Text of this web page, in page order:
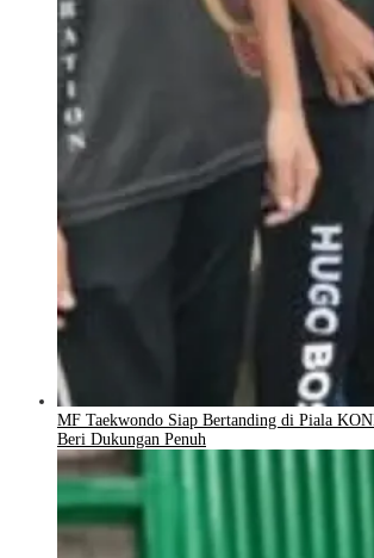
MF Taekwondo Siap Bertanding di Piala
Beri Dukungan Penuh